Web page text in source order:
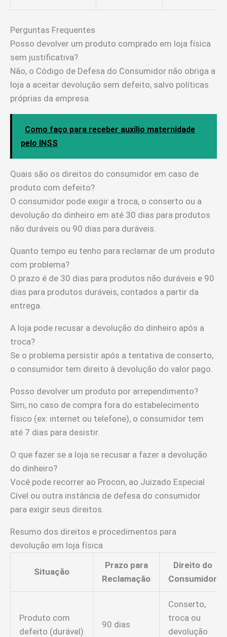
Perguntas Frequentes
Posso devolver um produto comprado em loja física
sem justificativa?
Não, o Código de Defesa do Consumidor não obriga a
loja a aceitar devolução sem defeito, salvo políticas
próprias da empresa.
Como faço para receber auxílio maternidade
pelo INSS
Quais são os direitos do consumidor em caso de
produto com defeito?
O consumidor pode exigir a troca, o conserto ou a
devolução do dinheiro em até 30 dias para produtos
não duráveis ou 90 dias para duráveis.
Quanto tempo eu tenho para reclamar de um produto
com problema?
O prazo é de 30 dias para produtos não duráveis e 90
dias para produtos duráveis, contados a partir da
entrega.
A loja pode recusar a devolução do dinheiro após a
troca?
Se o problema persistir após a tentativa de conserto,
o consumidor tem direito à devolução do valor pago.
Posso devolver um produto por arrependimento?
Sim, no caso de compra fora do estabelecimento
físico (ex: internet ou telefone), o consumidor tem
até 7 dias para desistir.
O que fazer se a loja se recusar a fazer a devolução
do dinheiro?
Você pode recorrer ao Procon, ao Juizado Especial
Cível ou outra instância de defesa do consumidor
para exigir seus direitos.
Resumo dos direitos e procedimentos para
devolução em loja física
Situação
Prazo para
Reclamação
Direito do
Consumidor
Produto com
defeito (durável)
90 dias
Conserto,
troca ou
devolução